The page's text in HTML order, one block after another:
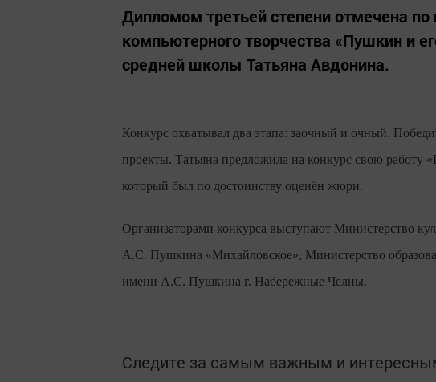
Дипломом третьей степени отмечена по
компьютерного творчества «Пушкин и
средней школы Татьяна Авдонина.
Конкурс охватывал два этапа: заочный и очный.
проекты. Татьяна предложила на конкурс свою
который был по достоинству оценён жюри.
Организаторами конкурса выступают Министерство
А.С. Пушкина «Михайловское», Министерство
имени А.С. Пушкина г. Набережные Челны.
Следите за самым важным и